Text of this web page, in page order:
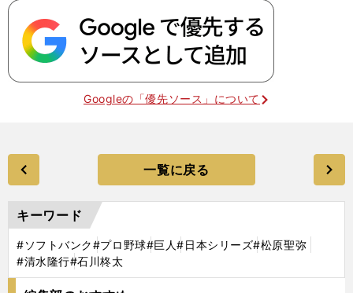
Googleの「優先ソース」について
一覧に戻る
キーワード
#ソフトバンク#プロ野球#巨人#日本シリーズ#松原聖弥
#清水隆行#石川柊太